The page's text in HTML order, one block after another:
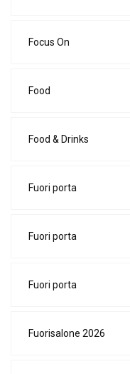
Focus On
Food
Food & Drinks
Fuori porta
Fuori porta
Fuori porta
Fuorisalone 2026